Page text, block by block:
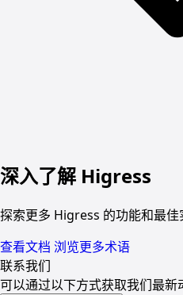
深入了解 Higress
探索更多 Higress 的功能和最佳
查看文档 浏览更多术语
联系我们
可以通过以下方式获取我们最新